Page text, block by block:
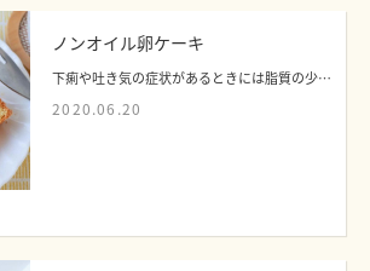
ノンオイル卵ケーキ
下痢や吐き気の症状があるときには脂質の少ないゼリーなどを提供することが多いですが...
2020.06.20